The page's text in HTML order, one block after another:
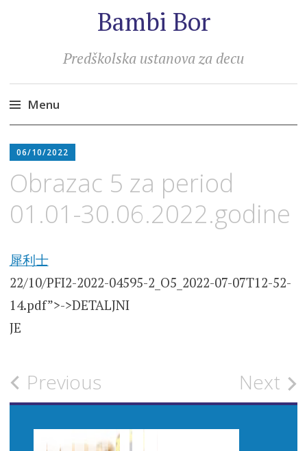
Bambi Bor
Predškolska ustanova za decu
Menu
to
content
06/10/2022
Obrazac 5 za period
01.01-30.06.2022.godine
犀利士
22/10/PFI2-2022-04595-2_O5_2022-07-07T12-52-
14.pdf”>->DETALJNI
JE
Post
navigation
Previous Next